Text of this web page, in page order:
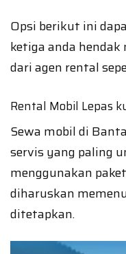
Opsi berikut ini
ketiga anda
dari agen rental
Rental Mobil Lepas
Sewa mobil di
servis yang paling
menggunakan
diharuskan
ditetapkan.